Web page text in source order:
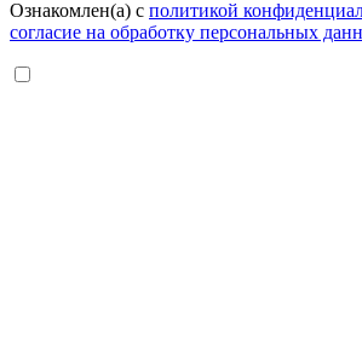
Ознакомлен(а) с политикой
согласие на обработку персональных